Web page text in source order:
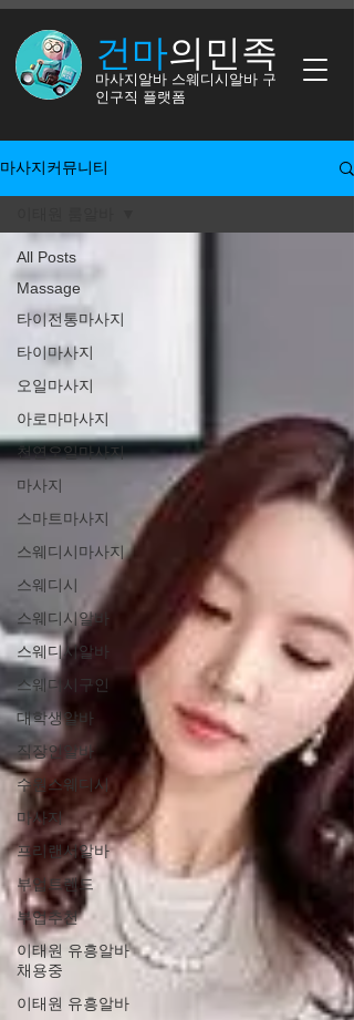
건마의​​민족
​마사지알바 스웨디시알바 구
인구직 플랫폼
마사지커뮤니티
All Posts
Massage
타이전통마사지
타이마사지
오일마사지
아로마마사지
천연오일마사지
마사지
스마트마사지
스웨디시마사지
스웨디시
스웨디시알바
스웨디시알바
스웨디시구인
대학생알바
직장인알바
수원스웨디시
마사지
프리랜서알바
부업트렌드
부업추천
이태원 유흥알바
채용중
이태원 유흥알바